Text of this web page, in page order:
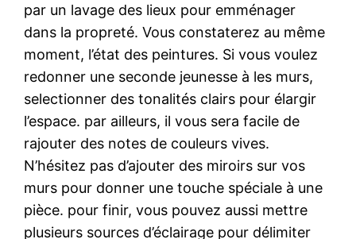
par un lavage des lieux pour emménager
dans la propreté. Vous constaterez au même
moment, l’état des peintures. Si vous voulez
redonner une seconde jeunesse à les murs,
selectionner des tonalités clairs pour élargir
l’espace. par ailleurs, il vous sera facile de
rajouter des notes de couleurs vives.
N’hésitez pas d’ajouter des miroirs sur vos
murs pour donner une touche spéciale à une
pièce. pour finir, vous pouvez aussi mettre
plusieurs sources d’éclairage pour délimiter